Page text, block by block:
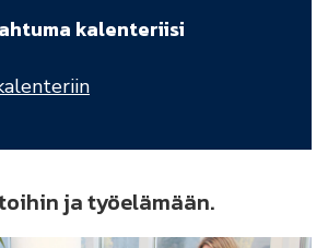
kalenteriisi
ja työelämään.